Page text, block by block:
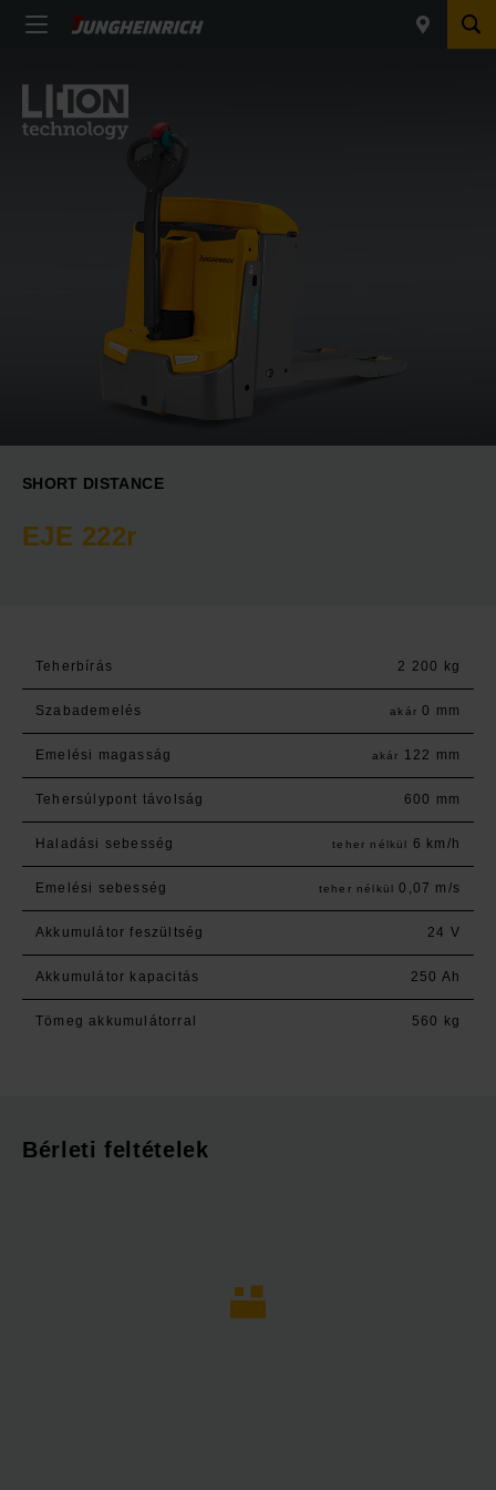
SHORT DISTANCE
EJE 222r
Teherbírás 2 200 kg
Szabademelés akár 0 mm
Emelési magasság akár 122 mm
Tehersúlypont távolság 600 mm
Haladási sebesség teher nélkül 6 km/h
Emelési sebesség teher nélkül 0,07 m/s
Akkumulátor feszültség 24 V
Akkumulátor kapacitás 250 Ah
Tömeg akkumulátorral 560 kg
Bérleti feltételek